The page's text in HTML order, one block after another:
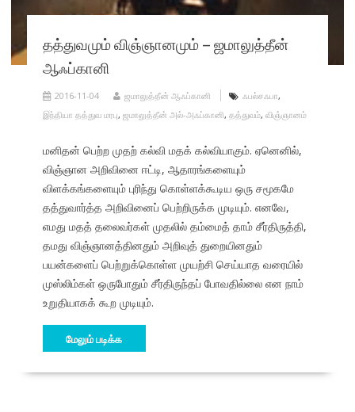
தத்துவமும் விஞ்ஞானமும் – ஜமாலுத்தீன்
ஆஃப்கானி
2016-11-04 ஜமாலுத்தீன் ஆஃப்கானி ஃபல்சஃபா,
இந்தியா தத்துவ மரபு, ஜமாலுத்தீன் அல்-அஃப்கானி, தத்துவம், விஞ்ஞானம்
மனிதன் பெற்ற முதற் கல்வி மதக் கல்வியாகும். ஏனெனில்,
விஞ்ஞான அறிவினை ஈட்டி, ஆதாரங்களையும்
விளக்கங்களையும் புரிந்து கொள்ளக்கூடிய ஒரு சமூகமே
தத்துவார்த்த அறிவினைப் பெற்றிருக்க முடியும். எனவே,
எமது மதத் தலைவர்கள் முதலில் தம்மைத் தாம் சீர்திருத்தி,
தமது விஞ்ஞானத்தினதும் அறிவுத் துறையினதும்
பயன்களைப் பெற்றுக்கொள்ள முயற்சி செய்யாத வரையில்
முஸ்லிம்கள் ஒருபோதும் சீர்திருந்தப் போவதில்லை என நாம்
உறுதியாகக் கூற முடியும்.
மேலும் படிக்க